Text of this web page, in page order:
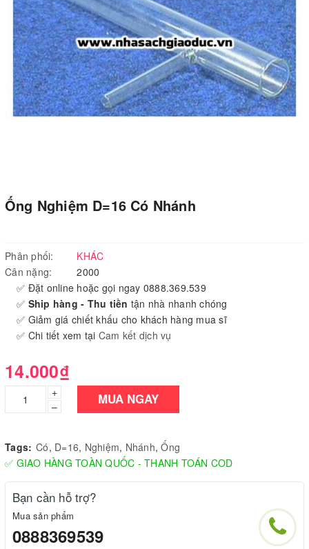
Ống Nghiệm D=16 Có Nhánh
Phân phối:
KHÁC
Cân nặng:
2000
✅ Đặt online hoặc gọi ngay 0888.369.539
✅ Ship hàng - Thu tiền tận nhà nhanh chóng
✅ Giảm giá chiết khấu cho khách hàng mua sĩ
✅ Chi tiết xem tại Cam kết dịch vụ
14.000₫
+
–
MUA NGAY
Tags: Có, D=16, Nghiệm, Nhánh,Ống
✅ GIAO HÀNG TOÀN QUỐC - THANH TOÁN COD
Bạn cần hỗ trợ?
Mua sản phẩm
0888369539